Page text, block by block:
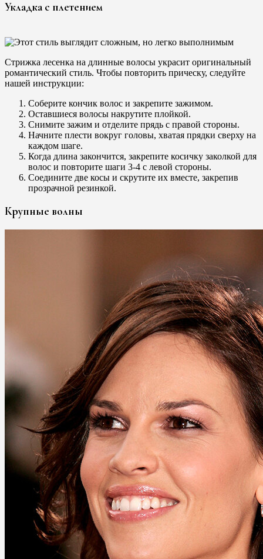
Укладка с плетением
Стрижка лесенка на длинные волосы украсит оригинальный
романтический стиль. Чтобы повторить прическу, следуйте
нашей инструкции:
Соберите кончик волос и закрепите зажимом.
Оставшиеся волосы накрутите плойкой.
Снимите зажим и отделите прядь с правой стороны.
Начните плести вокруг головы, хватая прядки сверху на
каждом шаге.
Когда длина закончится, закрепите косичку заколкой для
волос и повторите шаги 3-4 с левой стороны.
Соедините две косы и скрутите их вместе, закрепив
прозрачной резинкой.
Крупные волны